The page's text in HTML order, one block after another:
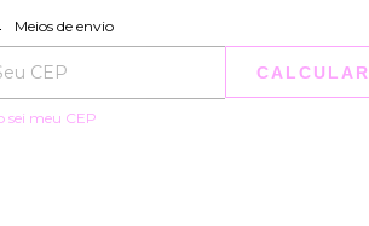
para o CEP:
Meios de envio
CALCULAR
sei meu CEP